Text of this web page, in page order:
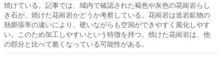
焼けている。記事では、城内で確認された褐色や灰色の花崗岩らし
き石が、焼けた花崗岩かどうか考察している。花崗岩は造岩鉱物の
熱膨張率の違いにより、硬いながらも空洞ができやすく風化しやす
い。このため加工しやすいという特徴を持つ。焼けた花崗岩は、他
の部分と比べて脆くなっている可能性がある。